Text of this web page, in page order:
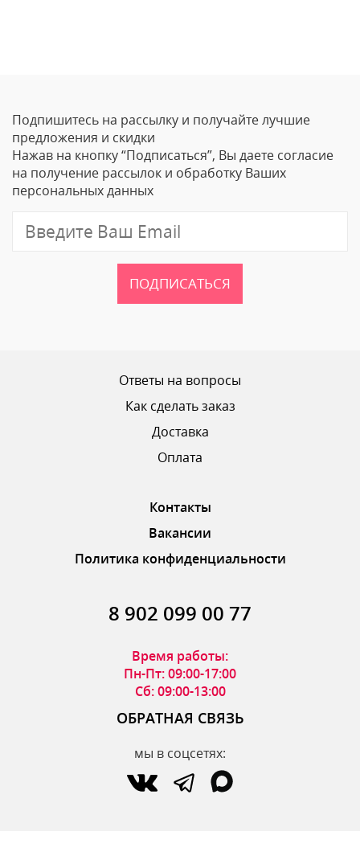
Ваше Имя
Email
ОТПРАВИТЬ ОТЗЫВ
Подпишитесь на рассылку и получайте лучшие
предложения и скидки
Нажав на кнопку “Подписаться”, Вы даете согласие
на получение рассылок и обработку Ваших
персональных данных
ПОДПИСАТЬСЯ
Ответы на вопросы
Как сделать заказ
Доставка
Оплата
Контакты
Вакансии
Политика конфиденциальности
8 902 099 00 77
Время работы:
Пн-Пт: 09:00-17:00
Сб: 09:00-13:00
ОБРАТНАЯ СВЯЗЬ
мы в соцсетях: